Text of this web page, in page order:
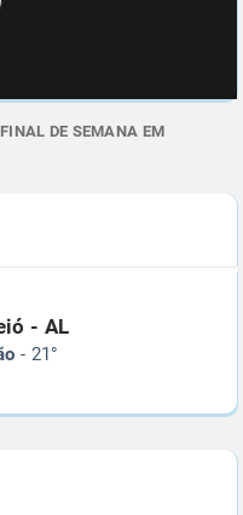
DE SEMANA EM
- AL
- 21°